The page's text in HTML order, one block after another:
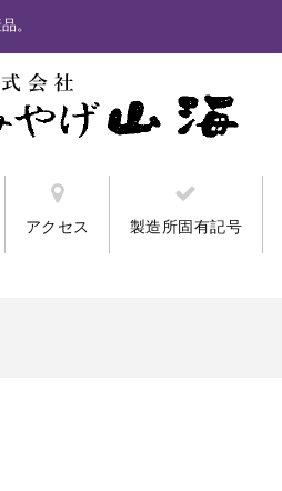
。
アクセス 製造所固有記号
入力」と表示されるお客様。